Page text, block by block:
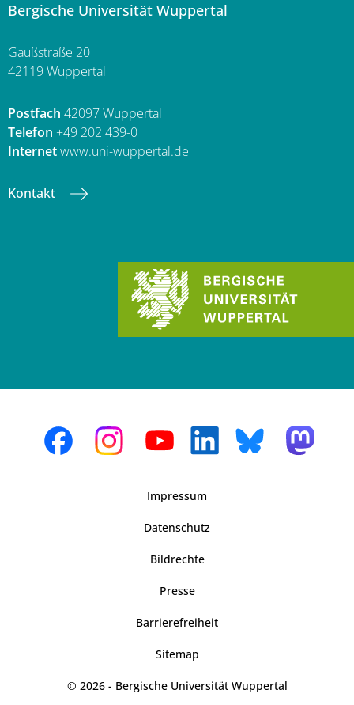
Bergische Universität Wuppertal
Gaußstraße 20
42119 Wuppertal
Postfach 42097 Wuppertal
Telefon +49 202 439-0
Internetwww.uni-wuppertal.de
Kontakt
Impressum
Datenschutz
Bildrechte
Presse
Barrierefreiheit
Sitemap
© 2026 - Bergische Universität Wuppertal